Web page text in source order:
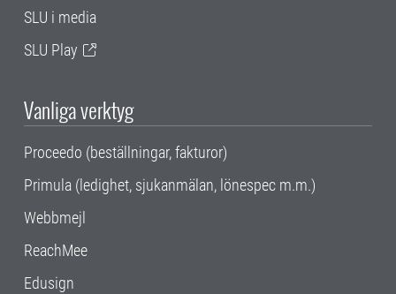
SLU i media
SLU Play
Vanliga verktyg
Proceedo (beställningar, fakturor)
Primula (ledighet, sjukanmälan, lönespec m.m.)
Webbmejl
ReachMee
Edusign